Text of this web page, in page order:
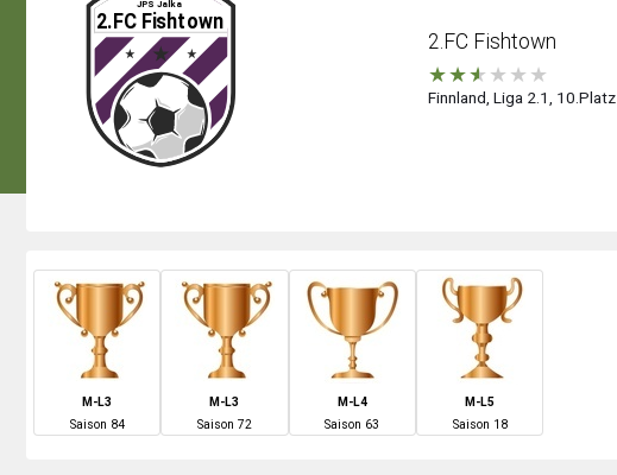
2.FC Fishtown
★★★ ★ ★ ★
Finnland, Liga 2.1, 10.Platz
M-L3
Saison 84
M-L3
Saison 72
M-L4
Saison 63
M-L5
Saison 18